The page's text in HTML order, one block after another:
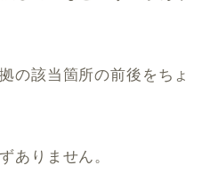
の該当箇所の前後をちょ
ありません。